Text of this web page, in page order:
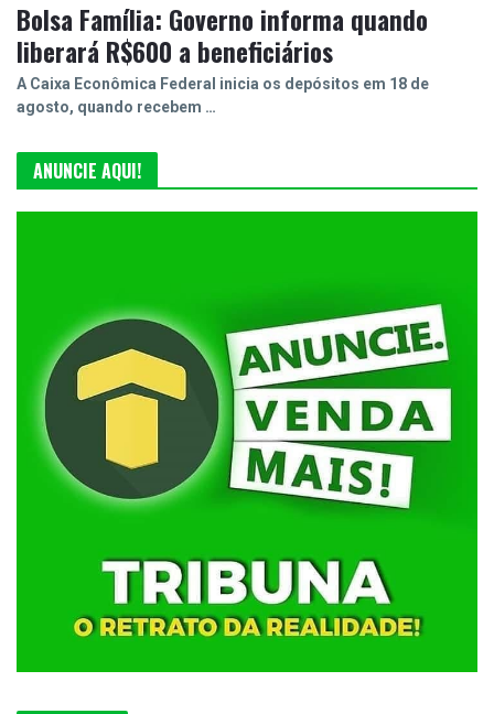
Bolsa Família: Governo informa quando
liberará R$600 a beneficiários
A Caixa Econômica Federal inicia os depósitos em 18 de
agosto, quando recebem …
ANUNCIE AQUI!